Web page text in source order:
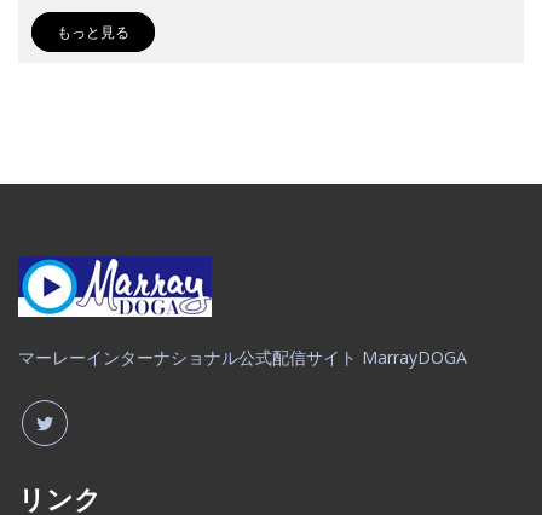
もっと見る
マーレーインターナショナル公式配信サイト MarrayDOGA
リンク